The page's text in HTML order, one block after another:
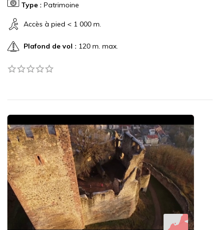
Type : Patrimoine
Accès à pied < 1 000 m.
Plafond de vol : 120 m. max.